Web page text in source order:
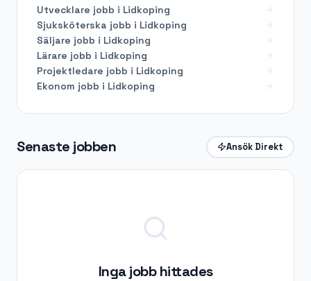
Senaste jobben Ansök Direkt
Inga jobb hittades
Utvecklare jobb i Lidkoping
Sjuksköterska jobb i Lidkoping
Säljare jobb i Lidkoping
Lärare jobb i Lidkoping
Projektledare jobb i Lidkoping
Ekonom jobb i Lidkoping